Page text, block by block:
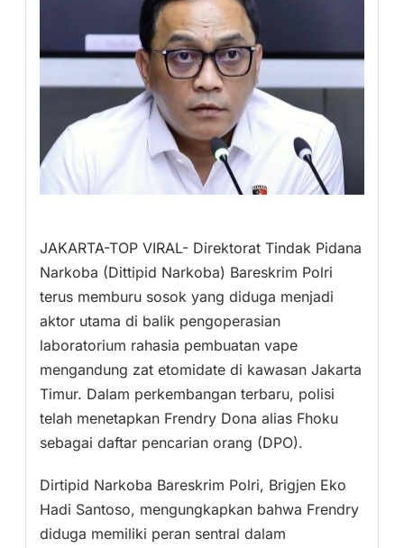
JAKARTA-TOP VIRAL- Direktorat Tindak Pidana
Narkoba (Dittipid Narkoba) Bareskrim Polri
terus memburu sosok yang diduga menjadi
aktor utama di balik pengoperasian
laboratorium rahasia pembuatan vape
mengandung zat etomidate di kawasan Jakarta
Timur. Dalam perkembangan terbaru, polisi
telah menetapkan Frendry Dona alias Fhoku
sebagai daftar pencarian orang (DPO).
Dirtipid Narkoba Bareskrim Polri, Brigjen Eko
Hadi Santoso, mengungkapkan bahwa Frendry
diduga memiliki peran sentral dalam